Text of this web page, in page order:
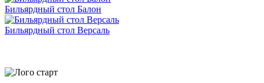
Бильярдный стол Балон
Бильярдный стол Версаль